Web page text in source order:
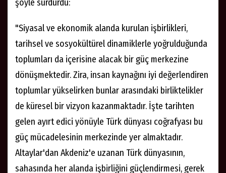
"Türk dünyası güç
mücadelesinin merkezinde yer
almaktadır"
Küresel düzeyde yaşanan gelişmeler ve farklı
coğrafyalarda kendisini hissettiren kaosların kabul
edilebilir ve makul bölgesel işbirliklerinin önemini
giderek arttırdığına dikkati çeken Zorlu, sözlerini
şöyle sürdürdü:
"Siyasal ve ekonomik alanda kurulan işbirlikleri,
tarihsel ve sosyokültürel dinamiklerle yoğrulduğunda